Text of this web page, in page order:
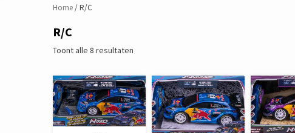
Home/ R/C
R/C
Toont alle 8 resultaten